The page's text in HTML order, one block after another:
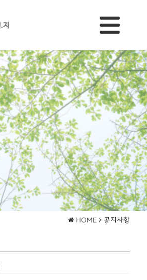
HOME > 공지사항